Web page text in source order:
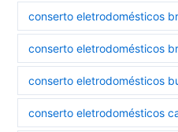
conserto eletrodomésticos
conserto eletrodomésticos
conserto eletrodomésticos
conserto eletrodomésticos